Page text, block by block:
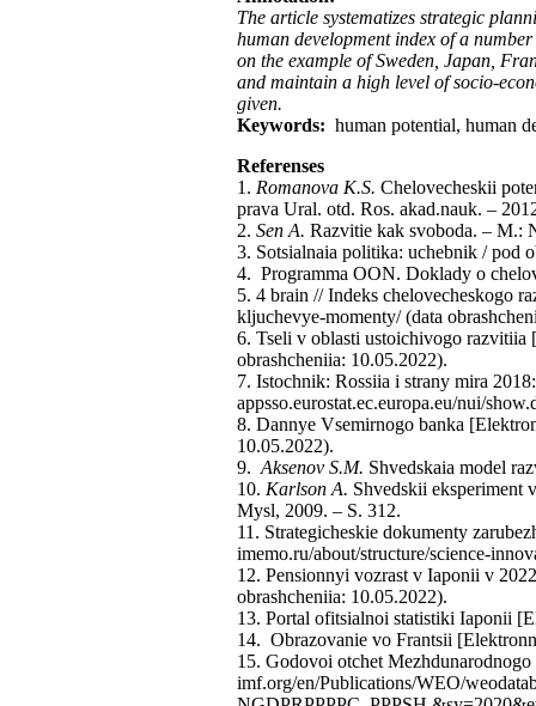
The article systematizes strategic
human development index of a
on the example of Sweden, Japan,
and maintain a high level of socio-
given.
Keywords: human potential, human
Referenses
1. Romanova K.S. Chelovecheskii
prava Ural. otd. Ros. akad.nauk. –
2. Sen A. Razvitie kak svoboda. – M.:
3. Sotsialnaia politika: uchebnik / pod
4. Programma OON. Doklady o
5. 4 brain // Indeks chelovecheskogo
kljuchevye-momenty/ (data
6. Tseli v oblasti ustoichivogo razvitiia
obrashcheniia: 10.05.2022).
7. Istochnik: Rossiia i strany mira
appsso.eurostat.ec.europa.eu/nui/
8. Dannye Vsemirnogo banka
10.05.2022).
9.Aksenov S.M. Shvedskaia model
10. Karlson A. Shvedskii eksperiment
Mysl, 2009. – S. 312.
11. Strategicheskie dokumenty
imemo.ru/about/structure/science-
12. Pensionnyi vozrast v Iaponii v
obrashcheniia: 10.05.2022).
13. Portal ofitsialnoi statistiki Iaponii
14. Obrazovanie vo Frantsii
15. Godovoi otchet
imf.org/en/Publications/WEO/